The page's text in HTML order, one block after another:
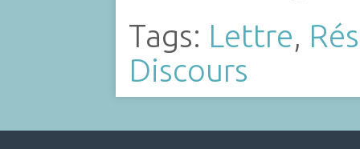
Tags: Lettre,
Discours